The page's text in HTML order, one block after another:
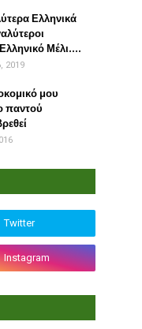
Ελληνικά
Μέλι....
2019
μου
παντού